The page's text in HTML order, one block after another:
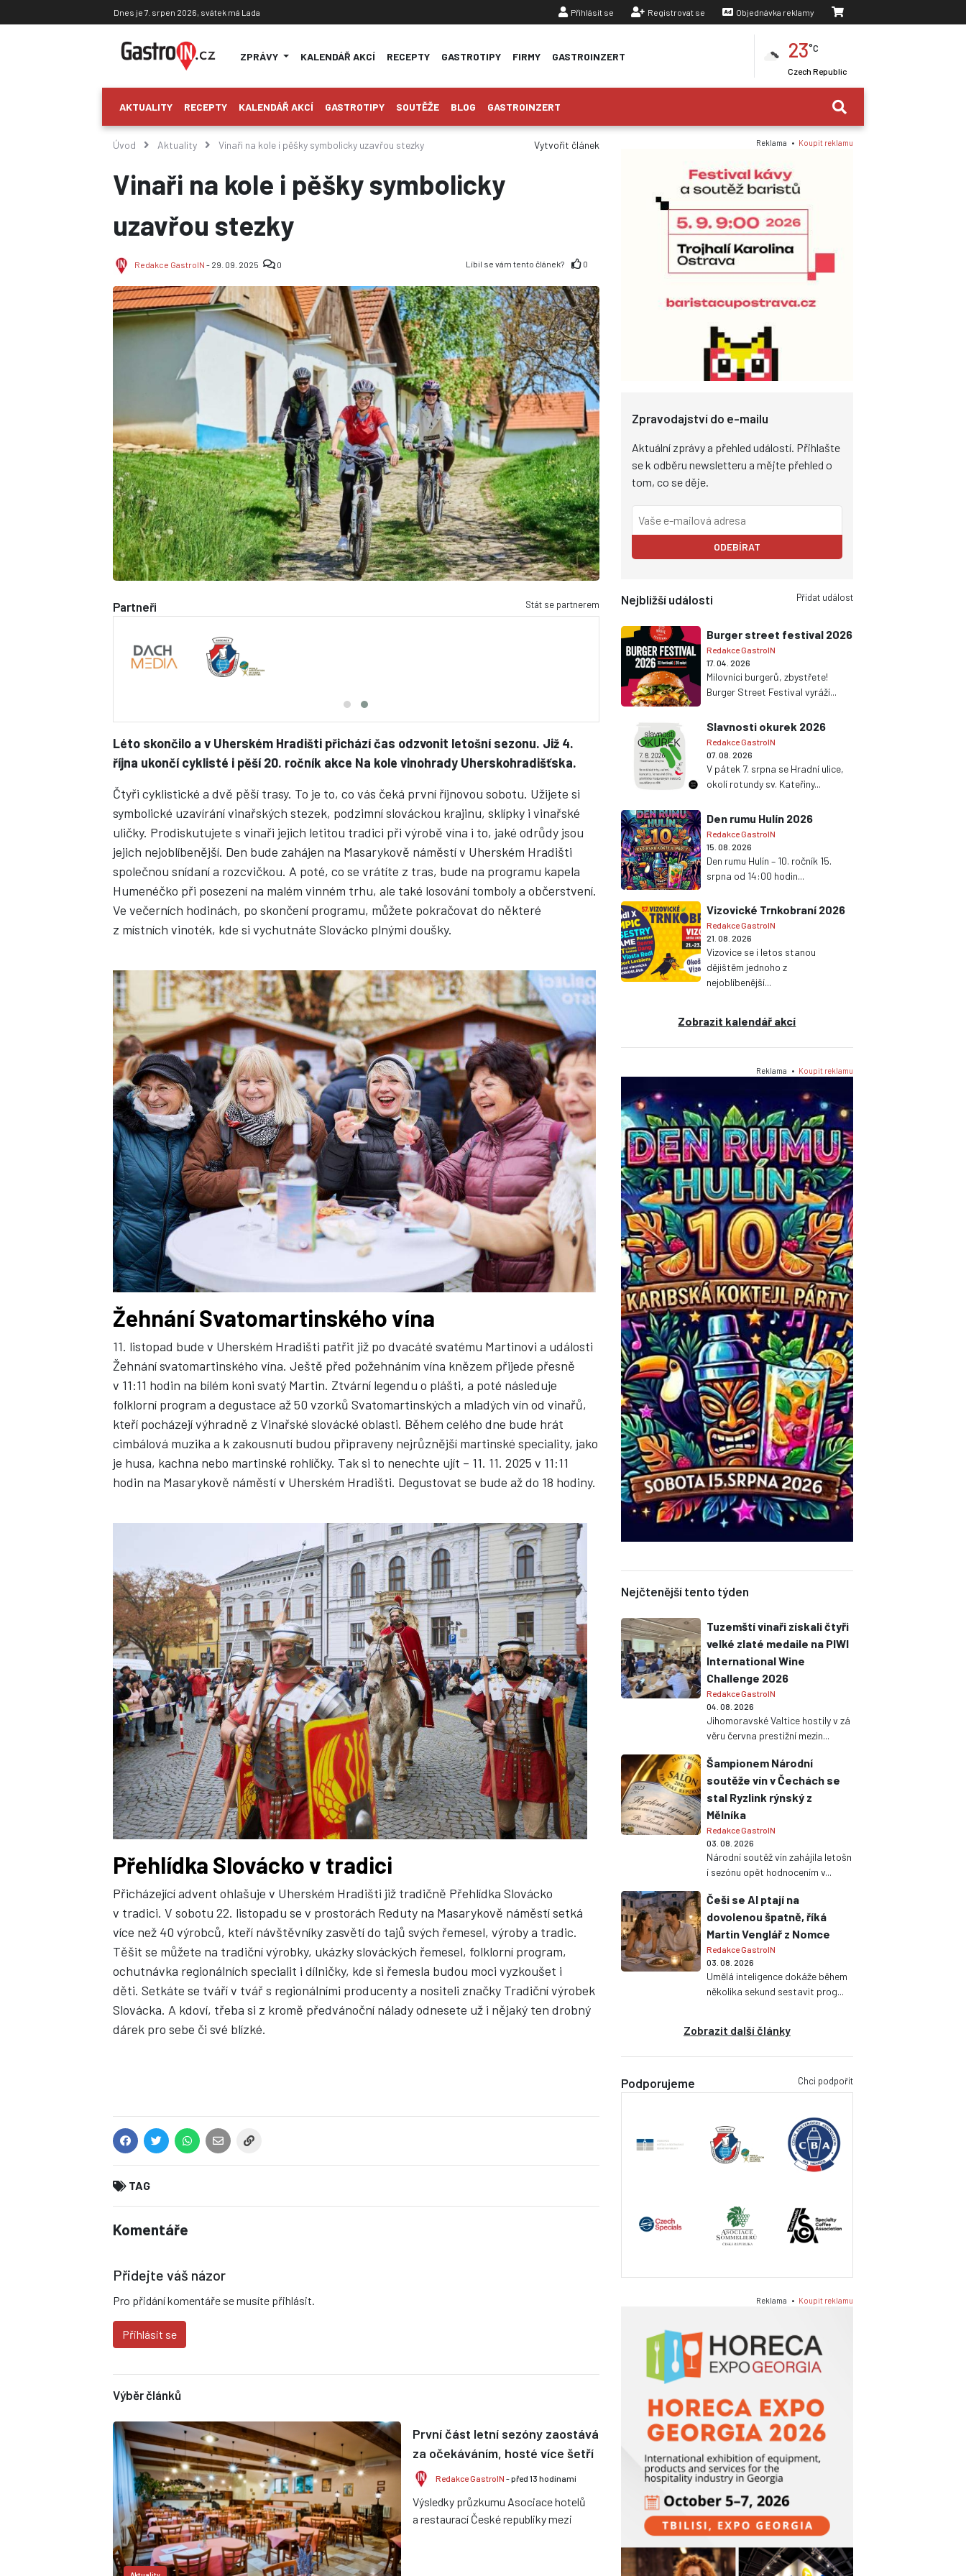
Dnes je 7. srpen 2026, svátek má Lada Přihlásit se Registrovat se Objednávka reklamy
ZPRÁVY KALENDÁŘ AKCÍ RECEPTY GASTROTIPY FIRMY GASTROINZERT 23°C
Czech Republic
AKTUALITY RECEPTY KALENDÁŘ AKCÍ GASTROTIPY SOUTĚŽE BLOG GASTROINZERT
Úvod Aktuality Vinaři na kole i pěšky symbolicky uzavřou stezky Vytvořit článek
Vinaři na kole i pěšky symbolicky
uzavřou stezky
Redakce GastroIN - 29. 09. 2025 0 Líbil se vám tento článek? 0
Partneři Stát se partnerem
Léto skončilo a v Uherském Hradišti přichází čas odzvonit letošní sezonu. Již 4.
října ukončí cyklisté i pěší 20. ročník akce Na kole vinohrady Uherskohradišťska.
Čtyři cyklistické a dvě pěší trasy. To je to, co vás čeká první říjnovou sobotu. Užijete si
symbolické uzavírání vinařských stezek, podzimní slováckou krajinu, sklípky i vinařské
uličky. Prodiskutujete s vinaři jejich letitou tradici při výrobě vína i to, jaké odrůdy jsou
jejich nejoblíbenější. Den bude zahájen na Masarykově náměstí v Uherském Hradišti
společnou snídaní a rozcvičkou. A poté, co se vrátíte z tras, bude na programu kapela
Humenéčko při posezení na malém vinném trhu, ale také losování tomboly a občerstvení.
Ve večerních hodinách, po skončení programu, můžete pokračovat do některé
z místních vinoték, kde si vychutnáte Slovácko plnými doušky.
Žehnání Svatomartinského vína
11. listopad bude v Uherském Hradišti patřit již po dvacáté svatému Martinovi a události
Žehnání svatomartinského vína. Ještě před požehnáním vína knězem přijede přesně
v 11:11 hodin na bílém koni svatý Martin. Ztvární legendu o plášti, a poté následuje
folklorní program a degustace až 50 vzorků Svatomartinských a mladých vín od vinařů,
kteří pocházejí výhradně z Vinařské slovácké oblasti. Během celého dne bude hrát
cimbálová muzika a k zakousnutí budou připraveny nejrůznější martinské speciality, jako
je husa, kachna nebo martinské rohlíčky. Tak si to nenechte ujít – 11. 11. 2025 v 11:11
hodin na Masarykově náměstí v Uherském Hradišti. Degustovat se bude až do 18 hodiny.
Přehlídka Slovácko v tradici
Přicházející advent ohlašuje v Uherském Hradišti již tradičně Přehlídka Slovácko
v tradici. V sobotu 22. listopadu se v prostorách Reduty na Masarykově náměstí setká
více než 40 výrobců, kteří návštěvníky zasvětí do tajů svých řemesel, výroby a tradic.
Těšit se můžete na tradiční výrobky, ukázky slováckých řemesel, folklorní program,
ochutnávka regionálních specialit i dílničky, kde si řemesla budou moci vyzkoušet i
děti. Setkáte se tváří v tvář s regionálními producenty a nositeli značky Tradiční výrobek
Slovácka. A kdoví, třeba si z kromě předvánoční nálady odnesete už i nějaký ten drobný
dárek pro sebe či své blízké.
TAG
Komentáře
Přidejte váš názor
Pro přidání komentáře se musíte přihlásit.
Přihlásit se
Výběr článků
První část letní sezóny zaostává
za očekáváním, hosté více šetří
Redakce GastroIN - před 13 hodinami
Výsledky průzkumu Asociace hotelů
a restaurací České republiky mezi
Reklama • Koupit reklamu
Zpravodajství do e-mailu
Aktuální zprávy a přehled událostí. Přihlašte
se k odběru newsletteru a mějte přehled o
tom, co se děje.
ODEBÍRAT
Nejbližší události Přidat událost
Burger street festival 2026
Redakce GastroIN
17. 04. 2026
Milovníci burgerů, zbystřete!
Burger Street Festival vyráží...
Slavnosti okurek 2026
Redakce GastroIN
07. 08. 2026
V pátek 7. srpna se Hradní ulice,
okolí rotundy sv. Kateřiny...
Den rumu Hulín 2026
Redakce GastroIN
15. 08. 2026
Den rumu Hulín – 10. ročník 15.
srpna od 14:00 hodin...
Vizovické Trnkobraní 2026
Redakce GastroIN
21. 08. 2026
Vizovice se i letos stanou
dějištěm jednoho z
nejoblíbenější...
Zobrazit kalendář akcí
Reklama • Koupit reklamu
Nejčtenější tento týden
Tuzemští vinaři získali čtyři
velké zlaté medaile na PIWI
International Wine
Challenge 2026
Redakce GastroIN
04. 08. 2026
Jihomoravské Valtice hostily v zá
věru června prestižní mezin...
Šampionem Národní
soutěže vín v Čechách se
stal Ryzlink rýnský z
Mělníka
Redakce GastroIN
03. 08. 2026
Národní soutěž vín zahájila letošn
í sezónu opět hodnocením v...
Češi se AI ptají na
dovolenou špatně, říká
Martin Venglář z Nomce
Redakce GastroIN
03. 08. 2026
Umělá inteligence dokáže během
několika sekund sestavit prog...
Zobrazit další články
Podporujeme Chci podpořit
Reklama • Koupit reklamu